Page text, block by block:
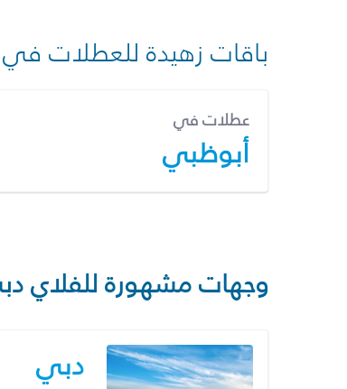
باقات زهيدة للعطلات
عطلات في
أبوظبي
وجهات مشهورة للفلاي
دبي